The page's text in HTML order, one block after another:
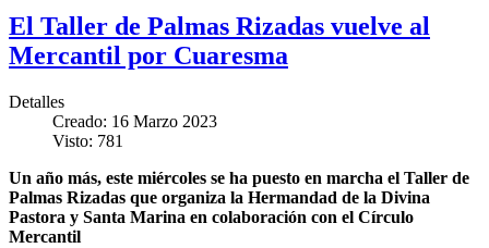
El Taller de Palmas Rizadas vuelve al
Mercantil por Cuaresma
Detalles
Creado: 16 Marzo 2023
Visto: 781
Un año más, este miércoles se ha puesto en marcha el Taller de
Palmas Rizadas que organiza la Hermandad de la Divina
Pastora y Santa Marina en colaboración con el Círculo
Mercantil